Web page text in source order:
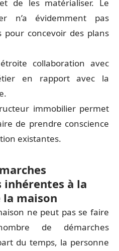
de les matérialiser. Le
n’a évidemment pas
pour concevoir des plans
collaboration avec
en rapport avec la
immobilier permet
de prendre conscience
existantes.
à la
maison
ne peut pas se faire
de démarches
du temps, la personne